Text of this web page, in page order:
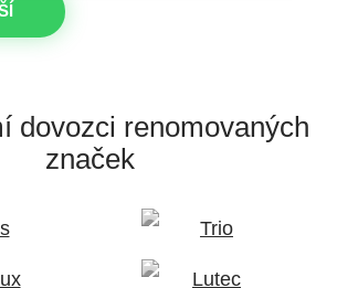
dovozci renomovaných
značek